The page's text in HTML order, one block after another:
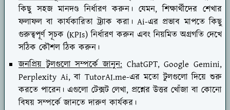
কিছু সহজ মানদণ্ড নির্ধারণ করুন। যেমন, শিক্ষার্থীদের শেখার
ফলাফল বা কার্যকারিতা ট্র্যাক করা। Ai-এর প্রভাব মাপতে কিছু
গুরুত্বপূর্ণ সূচক (KPIs) নির্ধারণ করুন এবং নিয়মিত অগ্রগতি দেখে
সঠিক কৌশল ঠিক করুন।
জনপ্রিয় টুলগুলো সম্পর্কে জানুন: ChatGPT, Google Gemini,
Perplexity Ai, বা TutorAI.me-এর মতো টুলগুলো দিয়ে শুরু
করতে পারেন। এগুলো টেক্সট লেখা, প্রশ্নের উত্তর খোঁজা বা কোনো
বিষয় সম্পর্কে জানতে দারুণ কার্যকর।